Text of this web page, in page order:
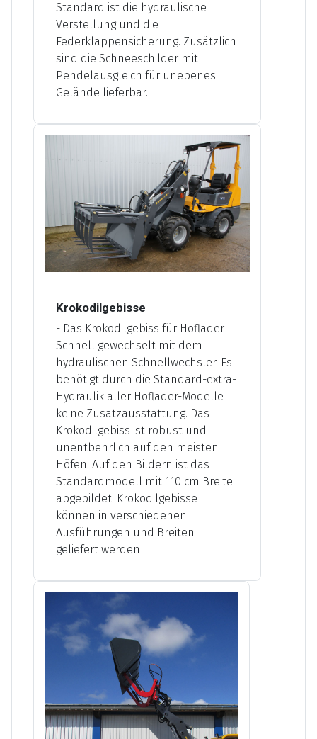
Standard ist die hydraulische
Verstellung und die
Federklappensicherung. Zusätzlich
sind die Schneeschilder mit
Pendelausgleich für unebenes
Gelände lieferbar.
Krokodilgebisse
- Das Krokodilgebiss für Hoflader
Schnell gewechselt mit dem
hydraulischen Schnellwechsler. Es
benötigt durch die Standard-extra-
Hydraulik aller Hoflader-Modelle
keine Zusatzausstattung. Das
Krokodilgebiss ist robust und
unentbehrlich auf den meisten
Höfen. Auf den Bildern ist das
Standardmodell mit 110 cm Breite
abgebildet. Krokodilgebisse
können in verschiedenen
Ausführungen und Breiten
geliefert werden